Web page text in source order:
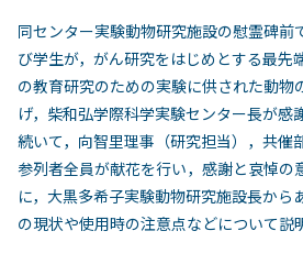
同センター実験動物研究施設の慰霊碑前
び学生が，がん研究をはじめとする最先
の教育研究のための実験に供された動物
げ，柴和弘学際科学実験センター長が感
続いて，向智里理事（研究担当），共催
参列者全員が献花を行い，感謝と哀悼の
に，大黒多希子実験動物研究施設長から
の現状や使用時の注意点などについて説